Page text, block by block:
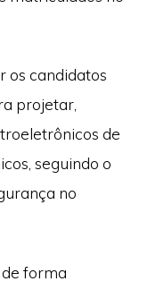
os candidatos
projetar,
de
seguindo o
no
forma